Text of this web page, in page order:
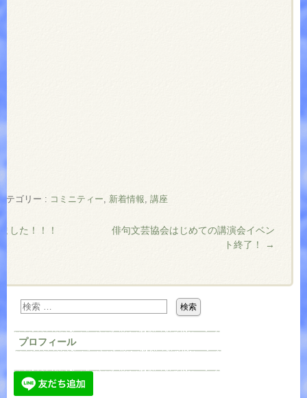
テゴリー : コミニティー, 新着情報, 講座
した！！！
俳句文芸協会はじめての講演会イベン
ト終了！
→
プロフィール